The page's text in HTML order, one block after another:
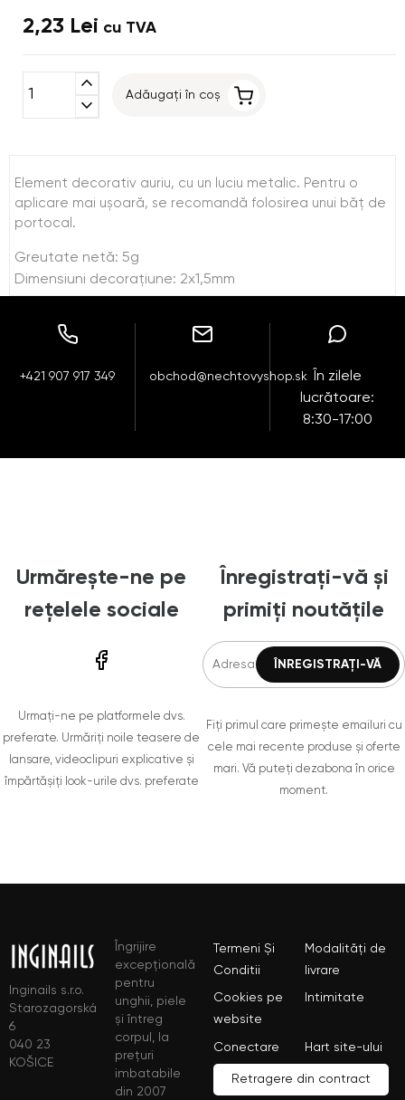
2,23 Lei cu TVA
expand_less
expand_more
Adăugați în coș
Element decorativ auriu, cu un luciu metalic. Pentru o
aplicare mai uşoară, se recomandă folosirea unui băţ de
portocal.
Greutate netă: 5g
Dimensiuni decoraţiune: 2x1,5mm
+421 907 917 349 obchod@nechtovyshop.sk
În zilele
lucrătoare:
8:30-17:00
Urmărește-ne pe
rețelele sociale
Urmați-ne pe platformele dvs.
preferate. Urmăriți noile teasere de
lansare, videoclipuri explicative și
împărtășiți look-urile dvs. preferate
Înregistrați-vă și
primiți noutățile
Fiți primul care primește emailuri cu
cele mai recente produse și oferte
mari. Vă puteți dezabona în orice
moment.
Inginails s.r.o.
Starozagorská
6
040 23
KOŠICE
Îngrijire
excepțională
pentru
unghii, piele
și întreg
corpul, la
prețuri
imbatabile
din 2007
Termeni Și
Conditii
Modalități de
livrare
Cookies pe
website
Intimitate
Conectare Hart site-ului
Retragere din contract